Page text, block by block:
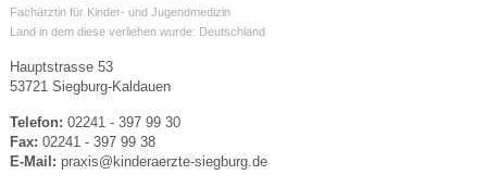
Fachärztin für Kinder- und Jugendmedizin
Land in dem diese verliehen wurde: Deutschland
Hauptstrasse 53
53721 Siegburg-Kaldauen
Telefon: 02241 - 397 99 30
Fax: 02241 - 397 99 38
E-Mail: praxis@kinderaerzte-siegburg.de